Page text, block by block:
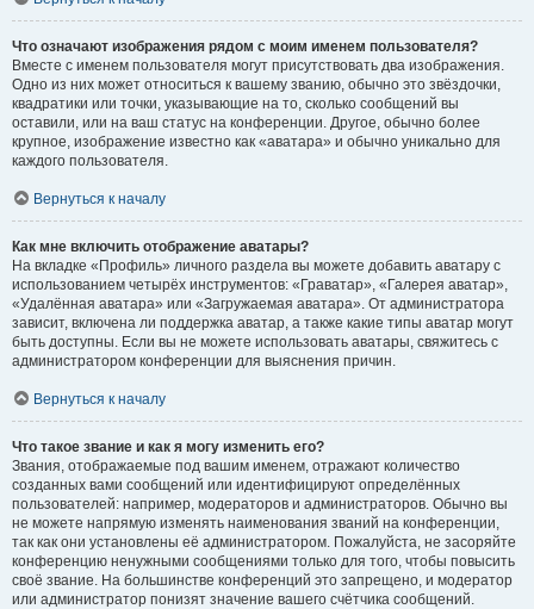
Что означают изображения рядом с моим именем пользователя?
Вместе с именем пользователя могут присутствовать два изображения.
Одно из них может относиться к вашему званию, обычно это звёздочки,
квадратики или точки, указывающие на то, сколько сообщений вы
оставили, или на ваш статус на конференции. Другое, обычно более
крупное, изображение известно как «аватара» и обычно уникально для
каждого пользователя.
Вернуться к началу
Как мне включить отображение аватары?
На вкладке «Профиль» личного раздела вы можете добавить аватару с
использованием четырёх инструментов: «Граватар», «Галерея аватар»,
«Удалённая аватара» или «Загружаемая аватара». От администратора
зависит, включена ли поддержка аватар, а также какие типы аватар могут
быть доступны. Если вы не можете использовать аватары, свяжитесь с
администратором конференции для выяснения причин.
Вернуться к началу
Что такое звание и как я могу изменить его?
Звания, отображаемые под вашим именем, отражают количество
созданных вами сообщений или идентифицируют определённых
пользователей: например, модераторов и администраторов. Обычно вы
не можете напрямую изменять наименования званий на конференции,
так как они установлены её администратором. Пожалуйста, не засоряйте
конференцию ненужными сообщениями только для того, чтобы повысить
своё звание. На большинстве конференций это запрещено, и модератор
или администратор понизят значение вашего счётчика сообщений.